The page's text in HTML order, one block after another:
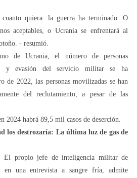
cuanto quiera: la guerra ha terminado. O
aceptables, o Ucrania se enfrentará al
- resumió.
de Ucrania, el número de personas
y evasión del servicio militar se ha
de 2022, las personas movilizadas se han
del reclutamiento, a pesar de las
2024 habrá 89,5 mil casos de deserción.
los destrozaría: La última luz de gas de
El propio jefe de inteligencia militar de
en una entrevista a sangre fría, admite